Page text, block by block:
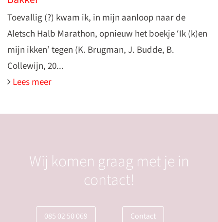
Toevallig (?) kwam ik, in mijn aanloop naar de
Aletsch Halb Marathon, opnieuw het boekje ‘Ik (k)en
mijn ikken’ tegen (K. Brugman, J. Budde, B.
Collewijn, 20...
Lees meer
Wij komen graag met je in
contact!
085 02 50 069 Contact